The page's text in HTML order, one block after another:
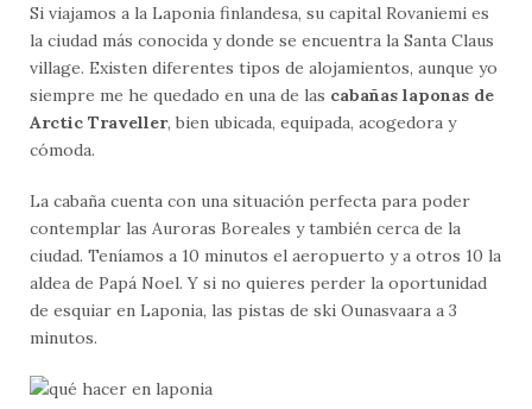
Si viajamos a la Laponia finlandesa, su capital Rovaniemi es
la ciudad más conocida y donde se encuentra la Santa Claus
village. Existen diferentes tipos de alojamientos, aunque yo
siempre me he quedado en una de las cabañas laponas de
Arctic Traveller, bien ubicada, equipada, acogedora y
cómoda.
La cabaña cuenta con una situación perfecta para poder
contemplar las Auroras Boreales y también cerca de la
ciudad. Teníamos a 10 minutos el aeropuerto y a otros 10 la
aldea de Papá Noel. Y si no quieres perder la oportunidad
de esquiar en Laponia, las pistas de ski Ounasvaara a 3
minutos.